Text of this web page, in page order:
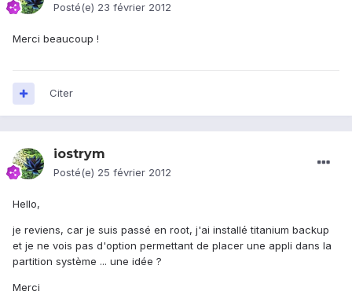
Posté(e) 23 février 2012
Merci beaucoup !
Citer
iostrym
Posté(e) 25 février 2012
Hello,
je reviens, car je suis passé en root, j'ai installé titanium backup
et je ne vois pas d'option permettant de placer une appli dans la
partition système ... une idée ?
Merci